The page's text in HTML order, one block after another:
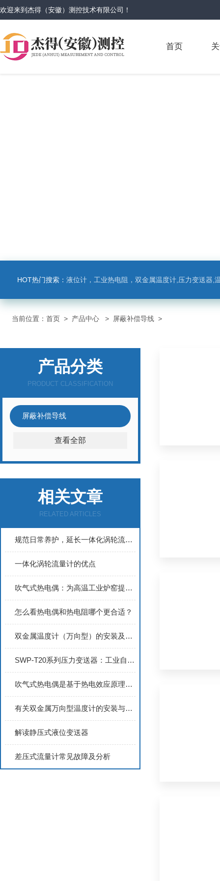
欢迎来到杰得（安徽）测控技术有限公司 ！
首页
HOT热门搜索： 液位计，工业热电阻，双金属温度计,压力变送器,
当前位置： 首页 > 产品中心 > 屏蔽补偿导线 >
产品分类
PRODUCT CLASSIFICATION
屏蔽补偿导线
查看全部
相关文章
RELATED ARTICLES
规范日常养护，延长一体化涡轮流量计使用寿命
一体化涡轮流量计的优点
吹气式热电偶：为高温工业炉窑提供精准测温保障
怎么看热电偶和热电阻哪个更合适？
双金属温度计（万向型）的安装及维护
SWP-T20系列压力变送器：工业自动化领域的优秀选择
吹气式热电偶是基于热电效应原理设计的
有关双金属万向型温度计的安装与维护
解读静压式液位变送器
差压式流量计常见故障及分析